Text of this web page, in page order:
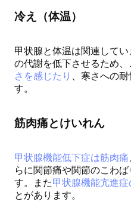
冷え（体温）
甲状腺と体温は関連して
の代謝を低下させるため
さを感じたり
、寒さへの
す。
筋肉痛とけいれん
甲状腺機能低下症は筋肉痛
らに関節痛や関節のこわ
す。また甲状腺機能亢進
とがあります。